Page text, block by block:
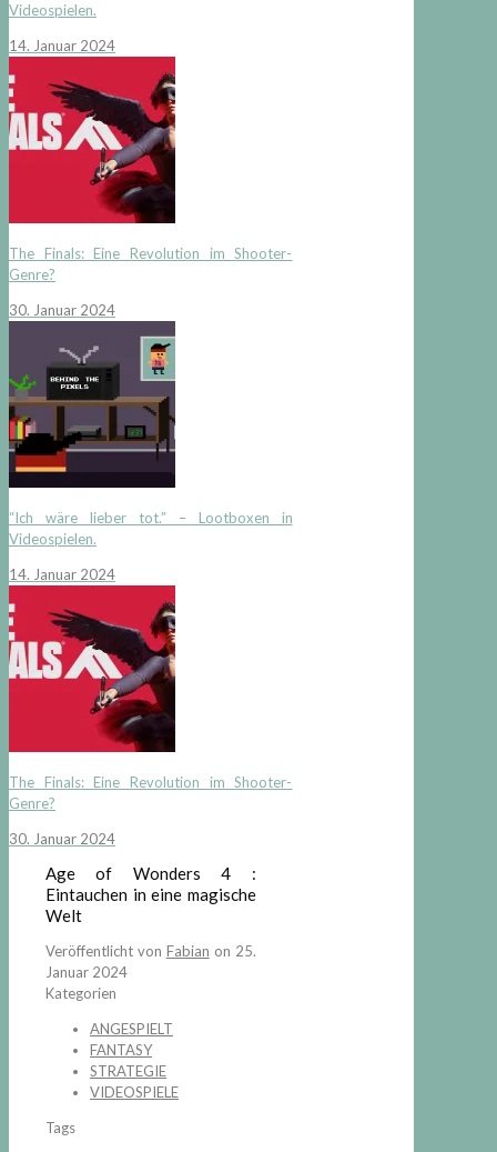
Videospielen.
14. Januar 2024
The Finals: Eine Revolution im Shooter-
Genre?
30. Januar 2024
“Ich wäre lieber tot.” – Lootboxen in
Videospielen.
14. Januar 2024
The Finals: Eine Revolution im Shooter-
Genre?
30. Januar 2024
Age of Wonders 4 :
Eintauchen in eine magische
Welt
Veröffentlicht von Fabian on 25.
Januar 2024
Kategorien
ANGESPIELT
FANTASY
STRATEGIE
VIDEOSPIELE
Tags